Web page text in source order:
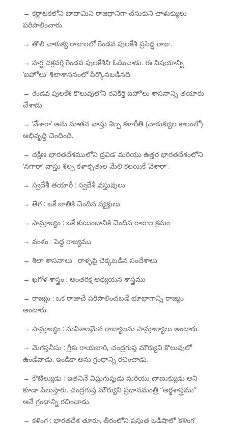
→ కర్ణాటకలోని బాదామిని రాజధానిగా చేసుకుని చాళుక్యులు
పరిపాలించారు.
→ తొలి చాళుక్య రాజులలో రెండవ పులకేశి ప్రసిద్ధ రాజు.
→ హర్ష చక్రవర్తి రెండవ పులకేశిని ఓడించాడు. ఈ విషయాన్ని
‘ఐహోలు’ శిలాశాసనంలో పేర్కొనబడినది.
→ రెండవ పులకేశి కొలువులోని రవికీర్తి ఐహోలు శాసనాన్ని తయారు
చేశాడు.
→ ‘వేశారా’ అను నూతన వాస్తు శిల్ప కళారీతి (చాళుక్యుల కాలంలో)
అభివృద్ధి చెందింది.
→ దక్షిణ భారతదేశములోని ద్రవిడ’ మరియు ఉత్తర భారతదేశంలోని
‘నగారా’ వాస్తు శిల్ప కళాకృతుల మేలి కలయికే ‘వెశారా’.
→ స్వదేశీ తయారీ : స్వదేశీ వస్తువులు
→ తెగ : ఒకే జాతికి చెందిన వ్యక్తులు
→ సామ్రాజ్యం : ఒకే కుటుంబానికి చెందిన రాజుల క్రమం
→ వంశం : పెద్ద రాజ్యము
→ శిలా శాసనాలు : రాళ్ళపై చెక్కబడిన సందేశాలు
→ ఖగోళ శాస్త్రం : అంతరిక్ష అధ్యయన శాస్త్రము
→ రాజ్యం : ఒక రాజుచే పరిపాలించబడే భూభాగాన్ని రాజ్యం
అంటారు.
→ సామ్రాజ్యం : సువిశాలమైన రాజ్యాలను సామ్రాజ్యాలు అంటారు.
→ మెగస్తనీసు : గ్రీకు రాయబారి, చంద్రగుప్త మౌర్యుని కొలువులో
ఉండేవాడు. ఇండికా అను గ్రంథాన్ని రచించాడు.
→ కౌటిల్యుడు : ఇతనినే విష్ణుగుప్తుడు మరియు చాణుక్యుడు అని
కూడా పిలుస్తారు. చంద్రగుప్త మౌర్యుని ప్రధానమంత్రి “అర్థశాస్త్రము”
అనే గ్రంథాన్ని రచించాడు.
→ కళింగ : భారతదేశ తూర్పు తీరంలోని ప్రస్తుత ఒడిషాలో ‘కళింగ’